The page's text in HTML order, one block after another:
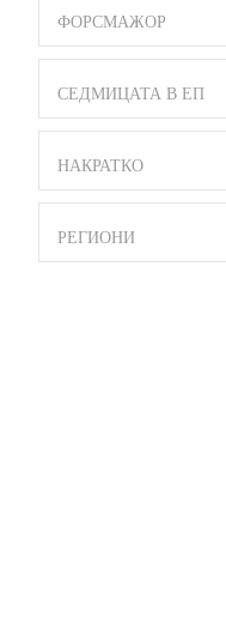
ФОРСМАЖОР
СЕДМИЦАТА В ЕП
НАКРАТКО
РЕГИОНИ